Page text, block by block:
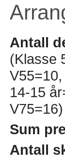
Antall
(Klasse
14-15
V75=16)
Sum
Antall